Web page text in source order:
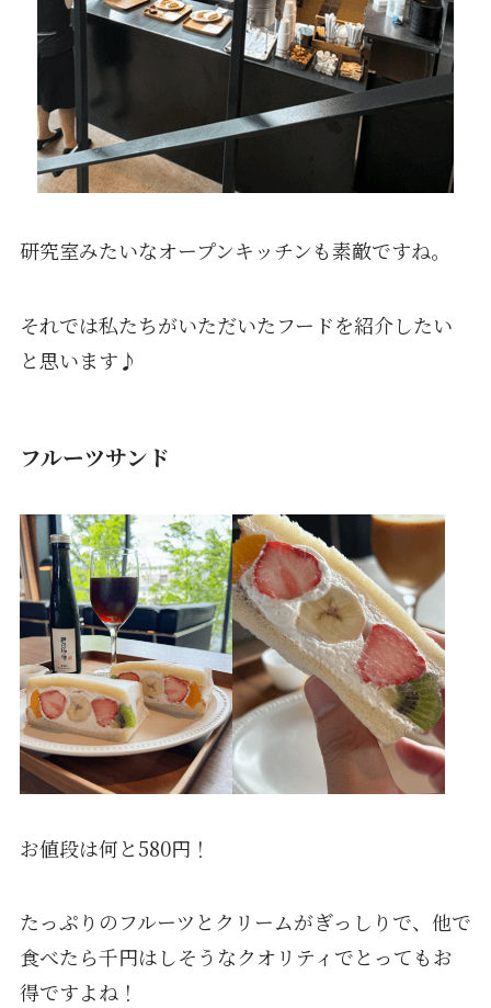
研究室みたいなオープンキッチンも素敵ですね。
それでは私たちがいただいたフードを紹介したい
と思います♪
フルーツサンド
お値段は何と580円！
たっぷりのフルーツとクリームがぎっしりで、他で
食べたら千円はしそうなクオリティでとってもお
得ですよね！